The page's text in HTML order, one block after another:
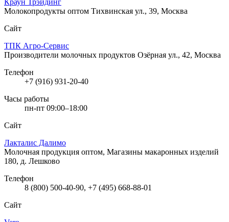
Молокопродукты оптом Тихвинская ул., 39, Москва
Сайт
ТПК Агро-Сервис
Производители молочных продуктов Озёрная ул., 42, Москва
Телефон
+7 (916) 931-20-40
Часы работы
пн-пт 09:00–18:00
Сайт
Лакталис Далимо
Молочная продукция оптом, Магазины макаронных изделий
180, д. Лешково
Телефон
8 (800) 500-40-90, +7 (495) 668-88-01
Сайт